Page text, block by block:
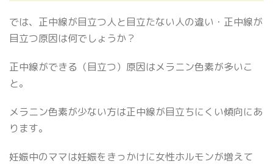
では、正中線が目立つ人と目立たない人の違い・正中線が
目立つ原因は何でしょうか？
正中線ができる（目立つ）原因はメラニン色素が多いこ
と。
メラニン色素が少ない方は正中線が目立ちにくい傾向にあ
ります。
妊娠中のママは妊娠をきっかけに女性ホルモンが増えて